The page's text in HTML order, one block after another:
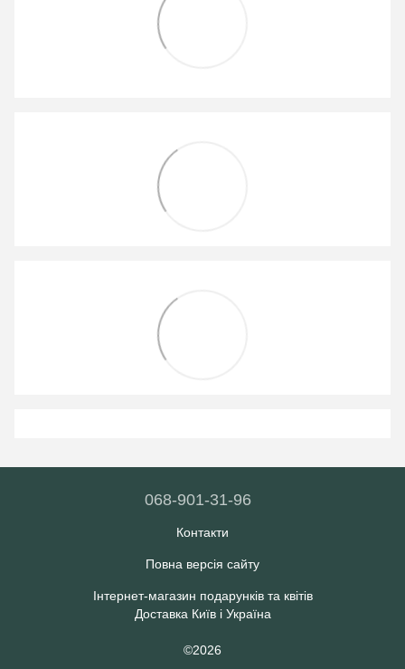
068-901-31-96
Контакти
Повна версія сайту
Інтернет-магазин подарунків та квітів
Доставка Київ і Україна
©2026